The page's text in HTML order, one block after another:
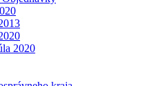
2020